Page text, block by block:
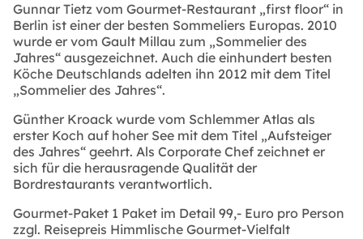
Gunnar Tietz vom Gourmet-Restaurant „first floor“ in
Berlin ist einer der besten Sommeliers Europas. 2010
wurde er vom Gault Millau zum „Sommelier des
Jahres“ ausgezeichnet. Auch die einhundert besten
Köche Deutschlands adelten ihn 2012 mit dem Titel
„Sommelier des Jahres“.
Günther Kroack wurde vom Schlemmer Atlas als
erster Koch auf hoher See mit dem Titel „Aufsteiger
des Jahres“ geehrt. Als Corporate Chef zeichnet er
sich für die herausragende Qualität der
Bordrestaurants verantwortlich.
Gourmet-Paket 1 Paket im Detail 99,- Euro pro Person
zzgl. Reisepreis Himmlische Gourmet-Vielfalt